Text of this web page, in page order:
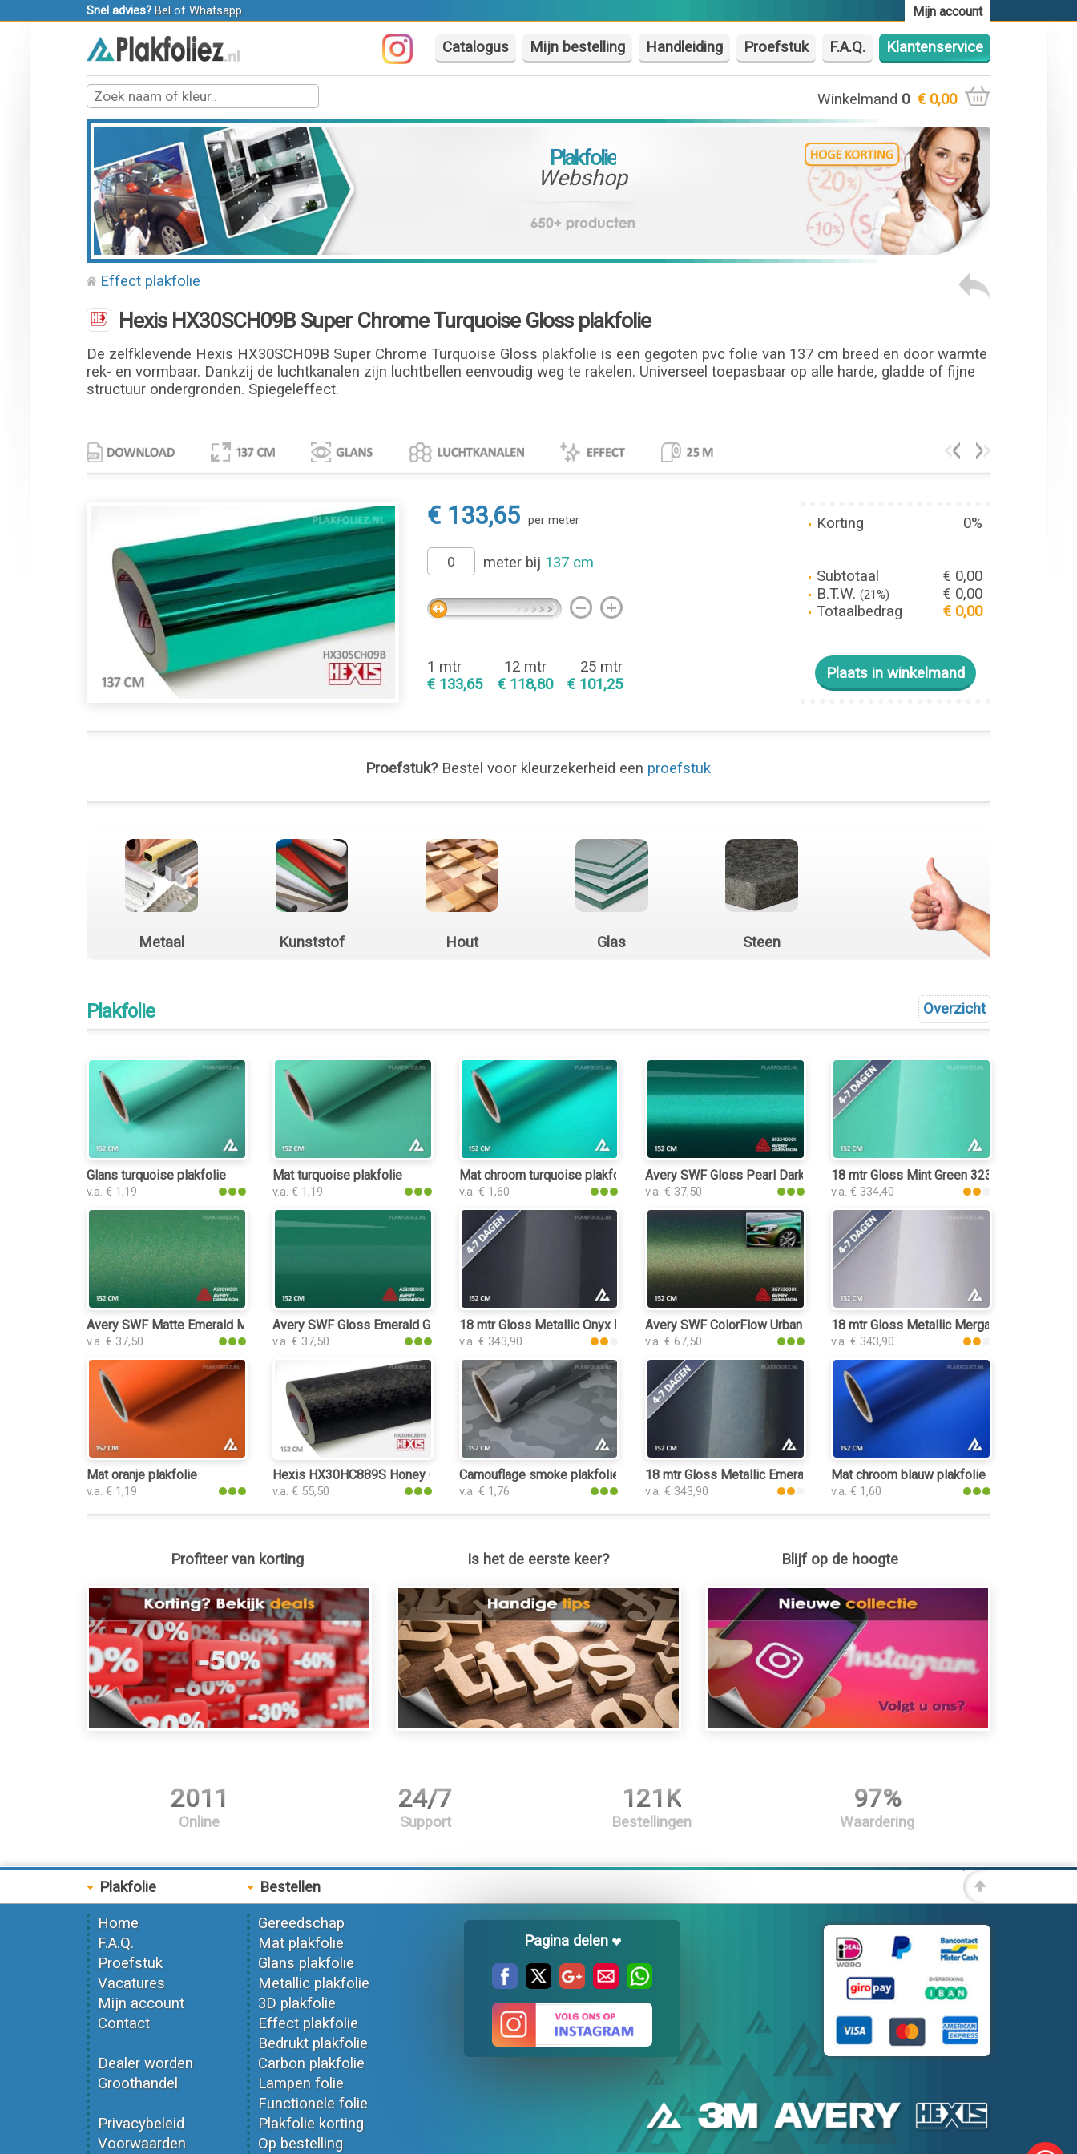
Mijn account
Snel advies? Belof Whatsapp
Catalogus Mijn bestelling Handleiding Proefstuk F.A.Q. Klantenservice
Winkelmand 0 € 0,00
Plakfolie
Webshop
Effect plakfolie
Hexis HX30SCH09B Super Chrome Turquoise Gloss plakfolie
De zelfklevende Hexis HX30SCH09B Super Chrome Turquoise Gloss plakfolie is een gegoten pvc folie van 137 cm breed en door warmte
rek- en vormbaar. Dankzij de luchtkanalen zijn luchtbellen eenvoudig weg te rakelen. Universeel toepasbaar op alle harde, gladde of fijne
structuur ondergronden. Spiegeleffect.
€ 133,65 per meter
meter bij 137 cm
1 mtr
€ 133,65
12 mtr
€ 118,80
25 mtr
€ 101,25
Korting 0%
Subtotaal
€ 0,00
B.T.W. (21%)
€ 0,00
Totaalbedrag
€ 0,00
Proefstuk?Bestel voor kleurzekerheid een proefstuk
Metaal Kunststof Hout Glas Steen
Overzicht
Plakfolie
Glans turquoise plakfolie
v.a. € 1,19
Mat turquoise plakfolie
v.a. € 1,19
Mat chroom turquoise plakfolie
v.a. € 1,60
Avery SWF Gloss Pearl Dark Green plakfolie
v.a. € 37,50
18 mtr Gloss Mint Green 3235 plakfolie
v.a. € 334,40
Avery SWF Matte Emerald Metallic plakfolie
v.a. € 37,50
Avery SWF Gloss Emerald Green plakfolie
v.a. € 37,50
18 mtr Gloss Metallic Onyx Dark Grey 3164 plakfolie
v.a. € 343,90
Avery SWF ColorFlow Urban Jungle Satin plakfolie
v.a. € 67,50
18 mtr Gloss Metallic Mergami 3168
v.a. € 343,90
Mat oranje plakfolie
v.a. € 1,19
Hexis HX30HC889S Honey Comb Black plakfolie
v.a. € 55,50
Camouflage smoke plakfolie
v.a. € 1,76
18 mtr Gloss Metallic Emerald Green 3048 plakfolie
v.a. € 343,90
Mat chroom blauw plakfolie
v.a. € 1,60
Profiteer van korting Is het de eerste keer? Blijf op de hoogte
2011
Online
24/7
Support
121K
Bestellingen
97%
Waardering
Plakfolie
Home
F.A.Q.
Proefstuk
Vacatures
Mijn account
Contact
Dealer worden
Groothandel
Privacybeleid
Voorwaarden
Bestellen
Gereedschap
Mat plakfolie
Glans plakfolie
Metallic plakfolie
3D plakfolie
Effect plakfolie
Bedrukt plakfolie
Carbon plakfolie
Lampen folie
Functionele folie
Plakfolie korting
Op bestelling
Pagina delen